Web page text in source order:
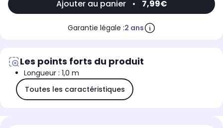
Ajouter au panier • 7,99€
Garantie légale :2 ans
Les points forts du produit
Longueur : 1,0 m
Toutes les caractéristiques